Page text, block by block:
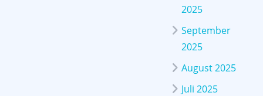
2025
September
2025
August 2025
Juli 2025